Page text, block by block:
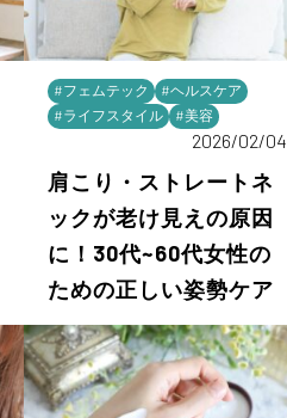
#フェムテック
#ヘルスケア
#ライフスタイル
#美容
2026/02/04
肩こり・ストレートネ
ックが老け見えの原因
に！30代~60代女性の
ための正しい姿勢ケア